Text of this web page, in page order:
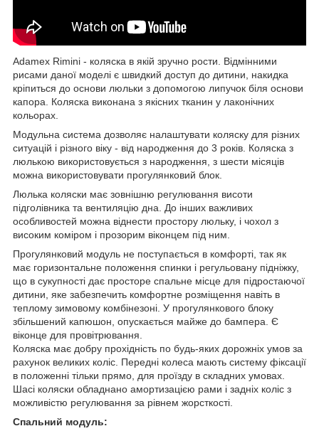
Adamex Rimini - коляска в якій зручно рости. Відмінними
рисами даної моделі є швидкий доступ до дитини, накидка
кріпиться до основи люльки з допомогою липучок біля основи
капора. Коляска виконана з якісних тканин у лаконічних
кольорах.
Модульна система дозволяє налаштувати коляску для різних
ситуацій і різного віку - від народження до 3 років. Коляска з
люлькою використовується з народження, з шести місяців
можна використовувати прогулянковий блок.
Люлька коляски має зовнішню регулювання висоти
підголівника та вентиляцію дна. До інших важливих
особливостей можна віднести простору люльку, і чохол з
високим коміром і прозорим віконцем під ним.
Прогулянковий модуль не поступається в комфорті, так як
має горизонтальне положення спинки і регульовану підніжку,
що в сукупності дає просторе спальне місце для підростаючої
дитини, яке забезпечить комфортне розміщення навіть в
теплому зимовому комбінезоні. У прогулянкового блоку
збільшений капюшон, опускається майже до бампера. Є
віконце для провітрювання.
Коляска має добру прохідність по будь-яких дорожніх умов за
рахунок великих коліс. Передні колеса мають систему фіксації
в положенні тільки прямо, для проїзду в складних умовах.
Шасі коляски обладнано амортизацією рами і задніх коліс з
можливістю регулювання за рівнем жорсткості.
Спальний модуль: